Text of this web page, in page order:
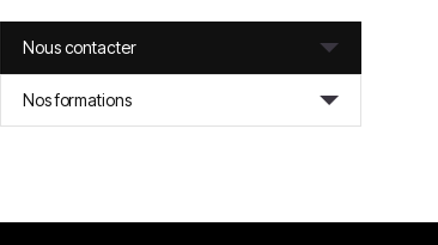
Nous contacter
Nos formations